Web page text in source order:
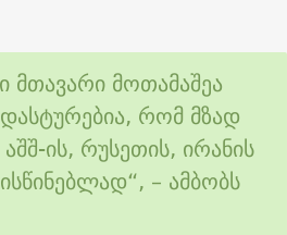
მოთამაშეა
რომ მზად
ის, რუსეთის, ირანის
– ამბობს